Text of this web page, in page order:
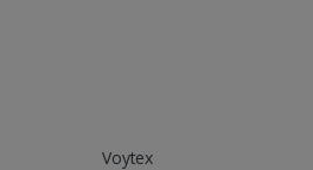
Voytex